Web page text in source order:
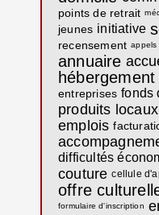
points de retrait
jeunes initiative
recensement appels
annuaire
hébergement
entreprises fonds
produits locaux
emplois
difficultés
couture cellule
offre
formulaire d'inscription